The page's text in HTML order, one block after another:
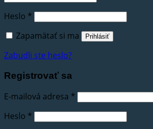
Heslo *
Zapamätať si ma
Prihlásiť
Zabudli ste heslo?
Registrovať sa
E-mailová adresa *
Heslo *